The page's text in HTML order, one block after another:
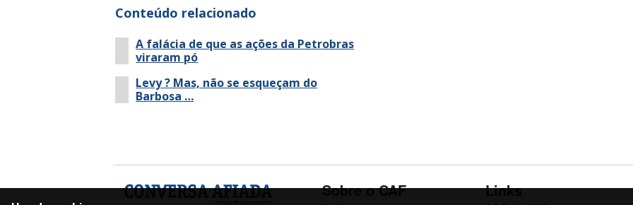
Conteúdo relacionado
A falácia de que as ações da Petrobras
viraram pó
Levy ? Mas, não se esqueçam do
Barbosa …
Sobre o CAF Links